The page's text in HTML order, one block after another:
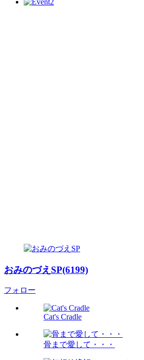
おみのづえSP(6199)
フォロー
Cat's Cradle
骨まで愛して・・・